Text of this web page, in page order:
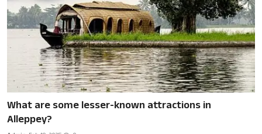
What are some lesser-known attractions in
Alleppey?